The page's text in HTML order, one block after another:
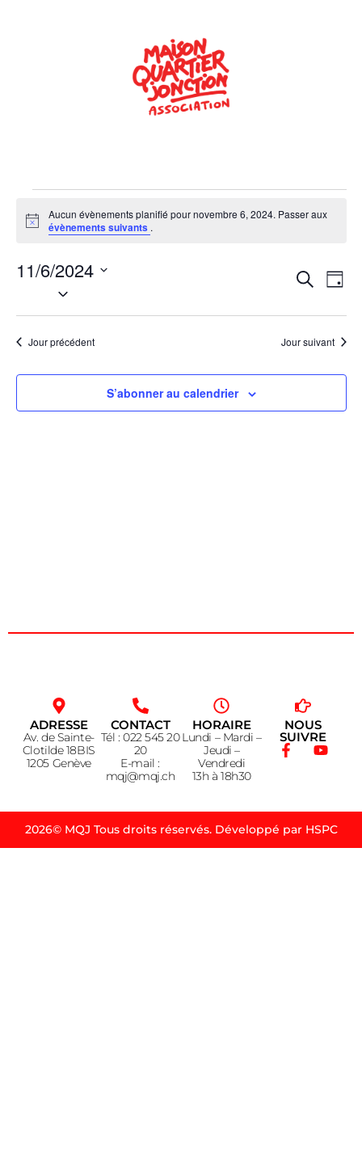
Notice
Aucun évènements planifié pour novembre 6, 2024. Passer aux
évènements suivants .
et
de
vues
Recherche
Jour
11/6/2024
Sélectionnez
date.
Jour précédent Jour suivant
S’abonner au calendrier
ADRESSE
Av. de Sainte-
Clotilde 18BIS
1205 Genève
CONTACT
Tél : 022 545 20
20
E-mail :
mqj@mqj.ch
HORAIRE
Lundi – Mardi –
Jeudi –
Vendredi
13h à 18h30
NOUS
SUIVRE
2026© MQJ Tous droits réservés. Développé par HSPC